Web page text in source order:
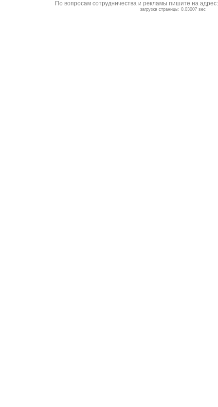
По вопросам сотрудничества и рекламы пишите на
загрузка страницы: 0.03007 sec